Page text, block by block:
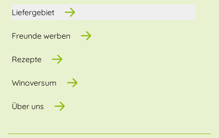
Liefergebiet
Freunde werben
Rezepte
Winoversum
Über uns